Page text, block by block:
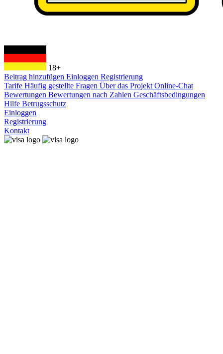
18+
Beitrag hinzufügen Einloggen Registrierung
Tarife Häufig gestellte Fragen Über das Projekt Online-Chat
Bewertungen Bewertungen nach Zahlen Geschäftsbedingungen
Hilfe Betrugsschutz
Einloggen
Registrierung
Kontakt